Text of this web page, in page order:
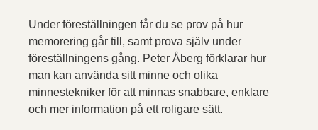
Under föreställningen får du se prov på hur
memorering går till, samt prova själv under
föreställningens gång. Peter Åberg förklarar hur
man kan använda sitt minne och olika
minnestekniker för att minnas snabbare, enklare
och mer information på ett roligare sätt.